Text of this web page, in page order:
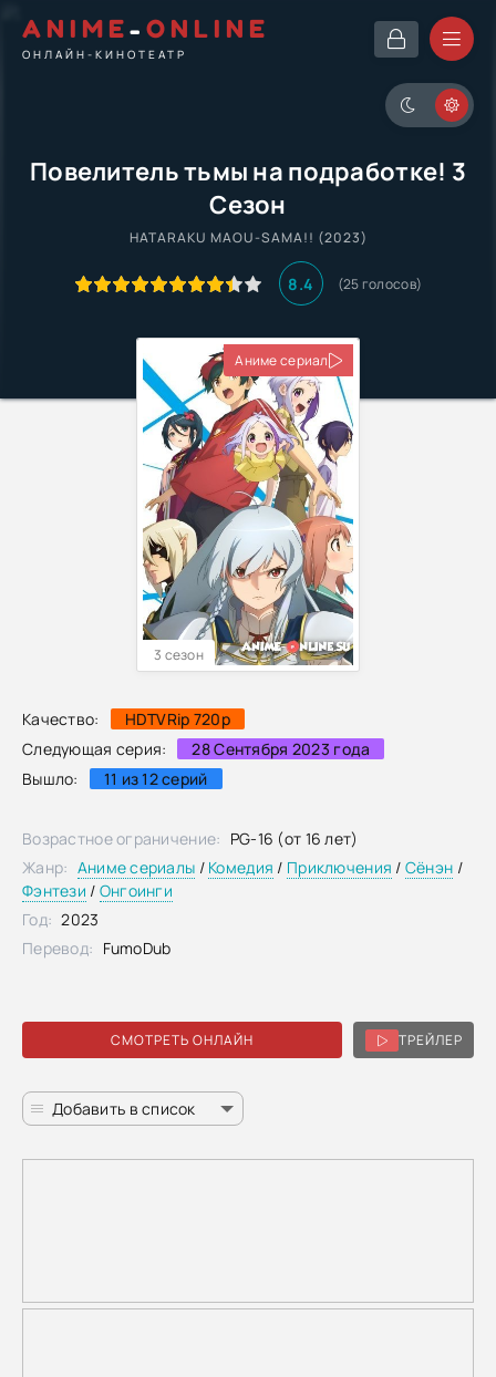
ANIME- ONLINE
ОНЛАЙН-КИНОТЕАТР
Повелитель тьмы на подработке! 3
Сезон
HATARAKU MAOU-SAMA!! (2023)
8.4 (25 голосов)
Качество:
HDTVRip 720p
Следующая серия:
28 Сентября 2023 года
Вышло:
11 из 12 серий
Аниме сериал
3 сезон
СМОТРЕТЬ ОНЛАЙН ТРЕЙЛЕР
Добавить в список
Возрастное ограничение: PG-16 (от 16 лет)
Жанр: Аниме сериалы / Комедия / Приключения / Сёнэн /
Фэнтези / Онгоинги
Год: 2023
Перевод: FumoDub